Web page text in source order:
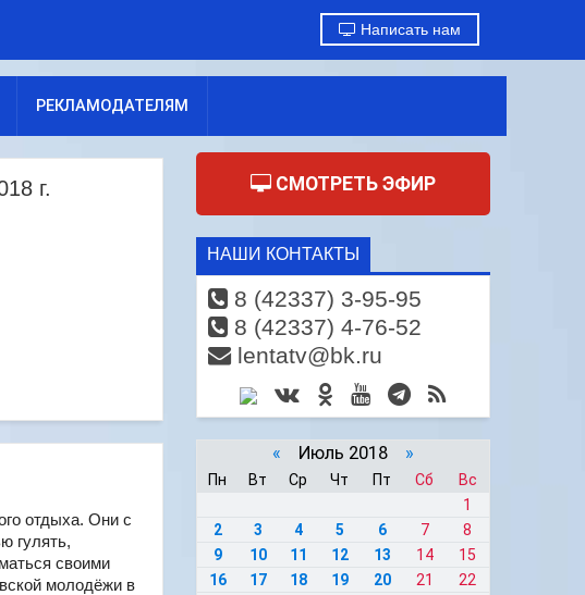
Написать нам
РЕКЛАМОДАТЕЛЯМ
г.
отдыха. Они с
гулять,
своими
молодёжи в
СМОТРЕТЬ ЭФИР
НАШИ КОНТАКТЫ
8 (42337) 3-95-95
8 (42337) 4-76-52
lentatv@bk.ru
« Июль 2018 »
Пн Вт Ср Чт Пт Сб
Вс
1
2
3 4 5 6 7
8
9
10 11 12 13 14
15
16
17 18 19 20 21
22